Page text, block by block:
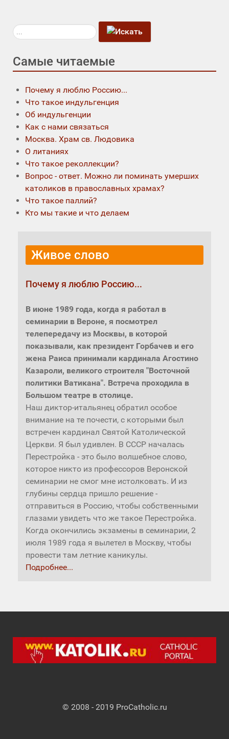
Искать...
Самые читаемые
Почему я люблю Россию...
Что такое индульгенция
Об индульгенции
Как с нами связаться
Москва. Храм св. Людовика
О литаниях
Что такое реколлекции?
Вопрос - ответ. Можно ли поминать умерших
католиков в православных храмах?
Что такое паллий?
Кто мы такие и что делаем
Живое слово
Почему я люблю Россию...
В июне 1989 года, когда я работал в
семинарии в Вероне, я посмотрел
телепередачу из Москвы, в которой
показывали, как президент Горбачев и его
жена Раиса принимали кардинала Агостино
Казароли, великого строителя "Восточной
политики Ватикана". Встреча проходила в
Большом театре в столице.
Наш диктор-итальянец обратил особое
внимание на те почести, с которыми был
встречен кардинал Святой Католической
Церкви. Я был удивлен. В СССР началась
Перестройка - это было волшебное слово,
которое никто из профессоров Веронской
семинарии не смог мне истолковать. И из
глубины сердца пришло решение -
отправиться в Россию, чтобы собственными
глазами увидеть что же такое Перестройка.
Когда окончились экзамены в семинарии, 2
июля 1989 года я вылетел в Москву, чтобы
провести там летние каникулы.
Подробнее...
© 2008 - 2019 ProCatholic.ru